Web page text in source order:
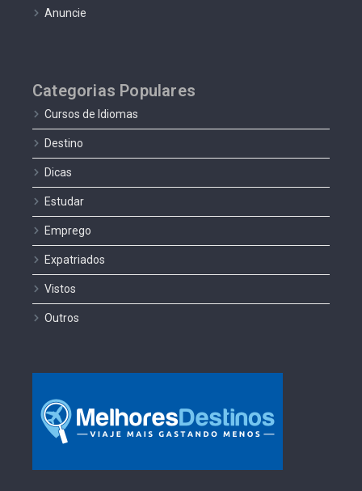
Anuncie
Categorias Populares
Cursos de Idiomas
Destino
Dicas
Estudar
Emprego
Expatriados
Vistos
Outros